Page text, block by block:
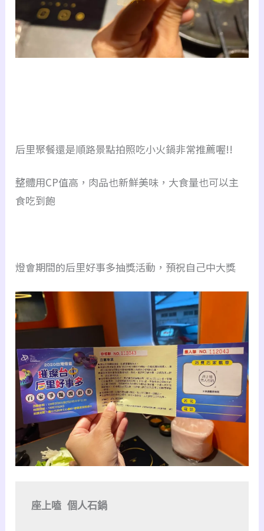
后里聚餐還是順路景點拍照吃小火鍋非常推薦喔!!
整體用CP值高，肉品也新鮮美味，大食量也可以主
食吃到飽
燈會期間的后里好事多抽獎活動，預祝自己中大獎
座上嗑 個人石鍋